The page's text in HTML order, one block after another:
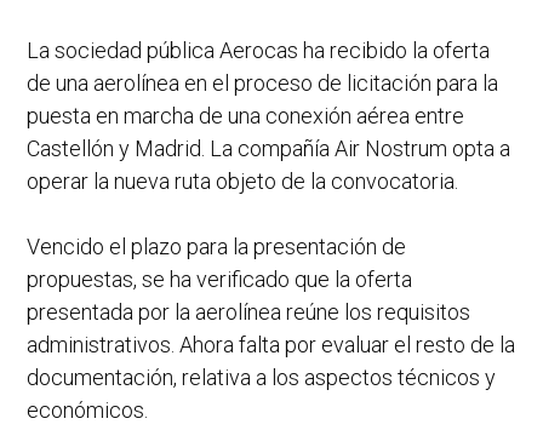
La sociedad pública Aerocas ha recibido la oferta
de una aerolínea en el proceso de licitación para la
puesta en marcha de una conexión aérea entre
Castellón y Madrid. La compañía Air Nostrum opta a
operar la nueva ruta objeto de la convocatoria.
Vencido el plazo para la presentación de
propuestas, se ha verificado que la oferta
presentada por la aerolínea reúne los requisitos
administrativos. Ahora falta por evaluar el resto de la
documentación, relativa a los aspectos técnicos y
económicos.